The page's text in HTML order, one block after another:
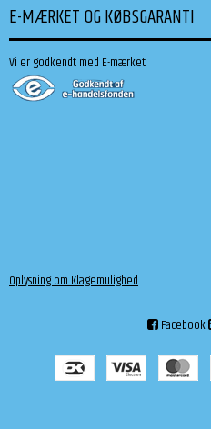
E-MÆRKET OG KØBSGARANTI
Vi er godkendt med E-mærket:
Oplysning om Klagemulighed
Facebook